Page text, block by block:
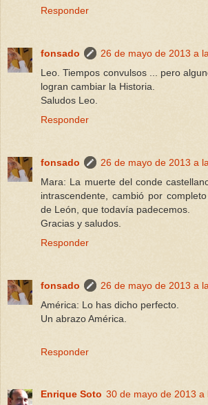
Responder
fonsado
26 de mayo de 2013 a
Leo. Tiempos convulsos ... pero
logran cambiar la Historia.
Saludos Leo.
Responder
fonsado
26 de mayo de 2013 a
Mara: La muerte del conde
intrascendente, cambió por
de León, que todavía padecemos.
Gracias y saludos.
Responder
fonsado
26 de mayo de 2013 a
América: Lo has dicho perfecto.
Un abrazo América.
Responder
Enrique Soto 30 de mayo de 2013 a